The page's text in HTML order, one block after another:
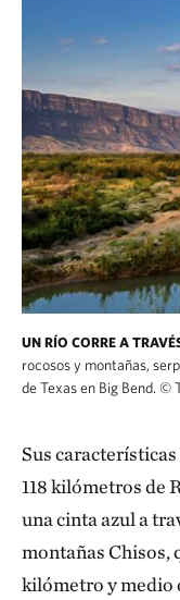
UN RÍO CORRE A
rocosos y montañas,
de Texas en Big Bend. ©
Sus
118 kilómetros de
una cinta azul a
montañas Chisos,
kilómetro y medio